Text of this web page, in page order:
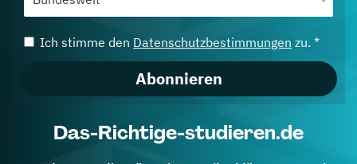
Ich stimme den Datenschutzbestimmungen zu. *
Abonnieren
Das-Richtige-studieren.de